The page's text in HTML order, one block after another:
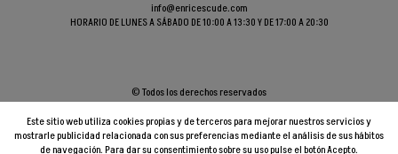
info@enricescude.com
HORARIO DE LUNES A SÁBADO DE 10:00 A 13:30 Y DE 17:00 A 20:30
Este sitio web utiliza cookies propias y de terceros para mejorar nuestros servicios y
mostrarle publicidad relacionada con sus preferencias mediante el análisis de sus hábitos
de navegación. Para dar su consentimiento sobre su uso pulse el botón Acepto.
© Todos los derechos reservados